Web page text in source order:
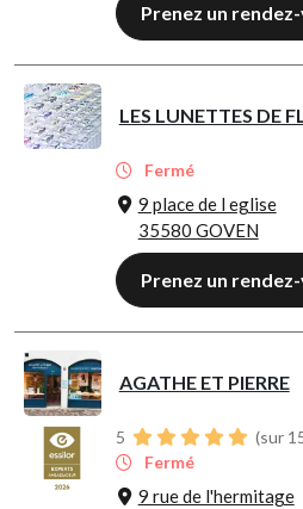
Prenez un
LES LUNETTES DE
Fermé
9 place de l eglise
35580 GOVEN
Prenez un
AGATHE ET PIERRE
5
(sur
Fermé
9 rue de l'hermitage